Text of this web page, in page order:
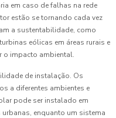
em caso de falhas na rede
estão se tornando cada vez
a sustentabilidade, como
eólicas em áreas rurais e
o impacto ambiental.
de instalação. Os
a diferentes ambientes e
pode ser instalado em
enquanto um sistema